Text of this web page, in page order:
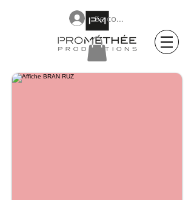
Se connecter